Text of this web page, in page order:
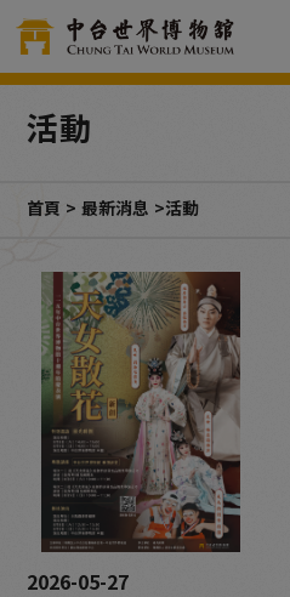
活動
首頁 最新消息 活動
2026-05-27
Cookie管理面板